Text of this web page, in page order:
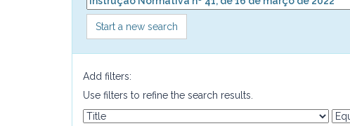
Start a new search
Add filters:
Use filters to refine the search results.